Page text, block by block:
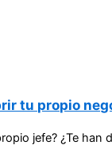
tu propio
jefe? ¿Te han